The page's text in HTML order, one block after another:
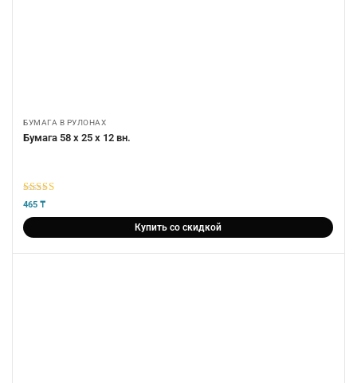
БУМАГА В РУЛОНАХ
Бумага 58 х 25 х 12 вн.
5из 5
465 ₸
Купить со скидкой